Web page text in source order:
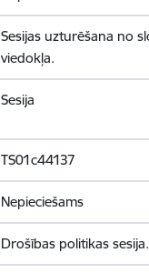
Sesijas uzturēšana no
viedokļa.
Sesija
TS01c44137
Nepieciešams
Drošības politikas sesija.